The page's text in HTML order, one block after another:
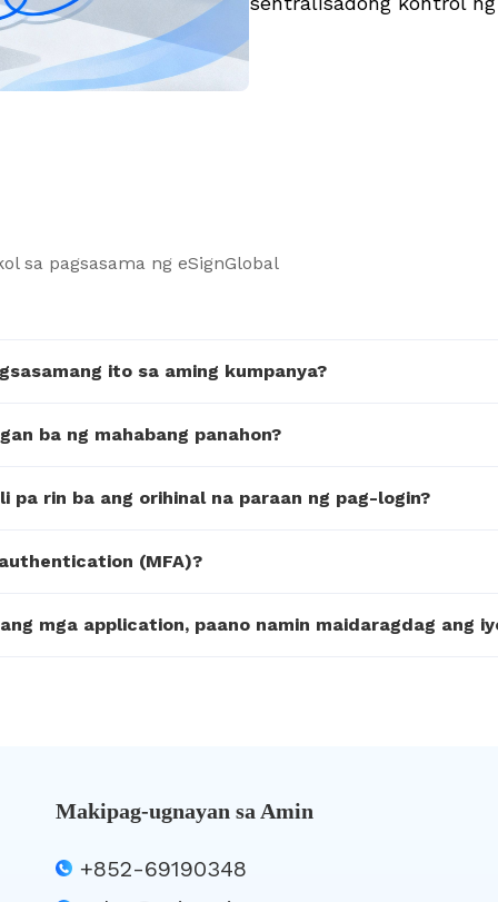
sa pagsasama ng eSignGlobal
ito sa aming kumpanya?
ba ng mahabang panahon?
rin ba ang orihinal na paraan ng pag-login?
(MFA)?
mga application, paano namin maidaragdag ang
Makipag-ugnayan sa Amin
+852-69190348